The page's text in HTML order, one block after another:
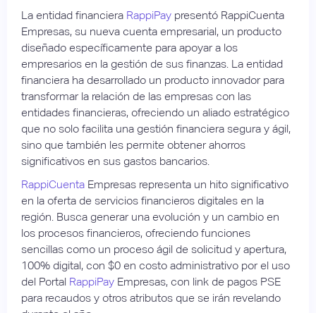
La entidad financiera RappiPay presentó RappiCuenta
Empresas, su nueva cuenta empresarial, un producto
diseñado específicamente para apoyar a los
empresarios en la gestión de sus finanzas. La entidad
financiera ha desarrollado un producto innovador para
transformar la relación de las empresas con las
entidades financieras, ofreciendo un aliado estratégico
que no solo facilita una gestión financiera segura y ágil,
sino que también les permite obtener ahorros
significativos en sus gastos bancarios.
RappiCuenta Empresas representa un hito significativo
en la oferta de servicios financieros digitales en la
región. Busca generar una evolución y un cambio en
los procesos financieros, ofreciendo funciones
sencillas como un proceso ágil de solicitud y apertura,
100% digital, con $0 en costo administrativo por el uso
del Portal RappiPay Empresas, con link de pagos PSE
para recaudos y otros atributos que se irán revelando